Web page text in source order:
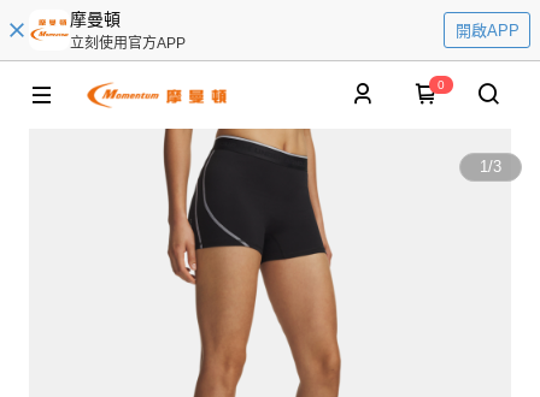
摩曼頓
立刻使用官方APP
開啟APP
0
1/3